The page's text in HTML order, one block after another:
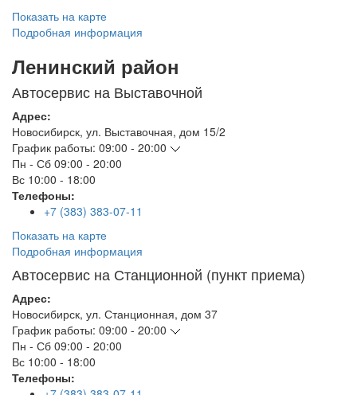
Показать на карте
Подробная информация
Ленинский район
Автосервис на Выставочной
Адрес:
Новосибирск, ул. Выставочная, дом 15/2
График работы: 09:00 - 20:00
Пн - Сб 09:00 - 20:00
Вс 10:00 - 18:00
Телефоны:
+7 (383) 383-07-11
Показать на карте
Подробная информация
Автосервис на Станционной (пункт приема)
Адрес:
Новосибирск, ул. Станционная, дом 37
График работы: 09:00 - 20:00
Пн - Сб 09:00 - 20:00
Вс 10:00 - 18:00
Телефоны: